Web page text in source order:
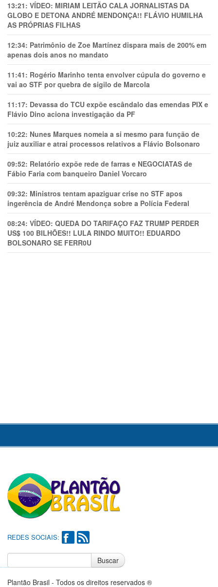
13:21: VÍDEO: MIRIAM LEITÃO CALA JORNALISTAS DA
GLOBO E DETONA ANDRÉ MENDONÇA!! FLÁVIO HUMILHA
AS PRÓPRIAS FILHAS
12:34: Patrimônio de Zoe Martínez dispara mais de 200% em
apenas dois anos no mandato
11:41: Rogério Marinho tenta envolver cúpula do governo e
vai ao STF por quebra de sigilo de Marcola
11:17: Devassa do TCU expõe escândalo das emendas PIX e
Flávio Dino aciona investigação da PF
10:22: Nunes Marques nomeia a si mesmo para função de
juiz auxiliar e atrai processos relativos a Flávio Bolsonaro
09:52: Relatório expõe rede de farras e NEGOCIATAS de
Fábio Faria com banqueiro Daniel Vorcaro
09:32: Ministros tentam apaziguar crise no STF apos
ingerência de André Mendonça sobre a Polícia Federal
08:24: VÍDEO: QUEDA DO TARIFAÇO FAZ TRUMP PERDER
US$ 100 BILHÕES!! LULA RINDO MUITO!! EDUARDO
BOLSONARO SE FERR0U
REDES SOCIAIS:
Buscar
Plantão Brasil - Todos os direitos reservados ®